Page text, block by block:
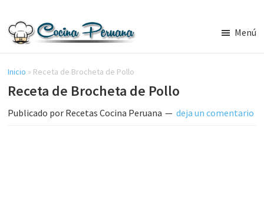
contenido
lateral
principal
Cocina
Peruana,
Recetas
de
Comida
Menú
Inicio » Receta de Brocheta de Pollo
Receta de Brocheta de Pollo
Publicado por Recetas Cocina Peruana deja un comentario